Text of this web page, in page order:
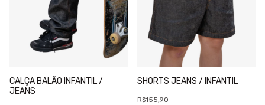
CALÇA BALÃO INFANTIL /
JEANS
SHORTS JEANS / INFANTIL
R$155,90